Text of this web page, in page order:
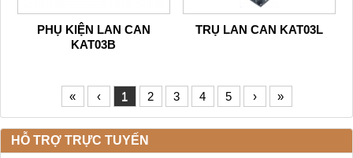
PHỤ KIỆN LAN CAN
KAT03B
TRỤ LAN CAN KAT03L
« ‹ 1 2 3 4 5 › »
HỖ TRỢ TRỰC TUYẾN